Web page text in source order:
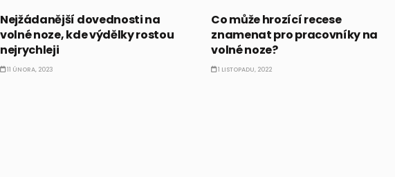
Nejžádanější dovednosti na
volné noze, kde výdělky rostou
nejrychleji
11 ÚNORA, 2023
Co může hrozící recese
znamenat pro pracovníky na
volné noze?
1 LISTOPADU, 2022